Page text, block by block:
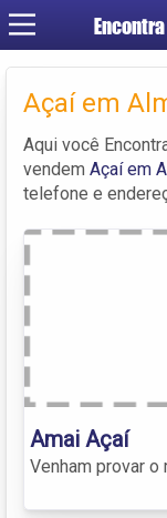
Encontra
Açaí em
Aqui você
vendem Açaí em
telefone e
Amai Açaí ️
Venham provar